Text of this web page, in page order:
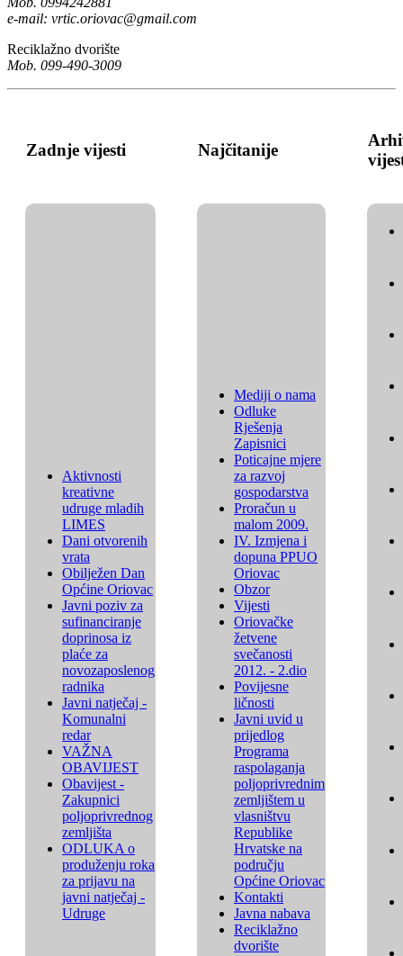
e-mail: vrtic.oriovac@gmail.com
Reciklažno dvorište
Mob. 099-490-3009
Zadnje vijesti Najčitanije
Aktivnosti
kreativne
udruge mladih
LIMES
Dani otvorenih
vrata
Obilježen Dan
Općine Oriovac
Javni poziv za
sufinanciranje
doprinosa iz
plaće za
novozaposlenog
radnika
Javni natječaj -
Komunalni
redar
VAŽNA
OBAVIJEST
Obavijest -
Zakupnici
poljoprivrednog
zemljišta
ODLUKA o
produženju roka
za prijavu na
javni natječaj -
Udruge
Mediji o nama
Odluke
Rješenja
Zapisnici
Poticajne mjere
za razvoj
gospodarstva
Proračun u
malom 2009.
IV. Izmjena i
dopuna PPUO
Oriovac
Obzor
Vijesti
Oriovačke
žetvene
svečanosti
2012. - 2.dio
Povijesne
ličnosti
Javni uvid u
prijedlog
Programa
raspolaganja
poljoprivrednim
zemljištem u
vlasništvu
Republike
Hrvatske na
području
Općine Oriovac
Kontakti
Javna nabava
Reciklažno
dvorište